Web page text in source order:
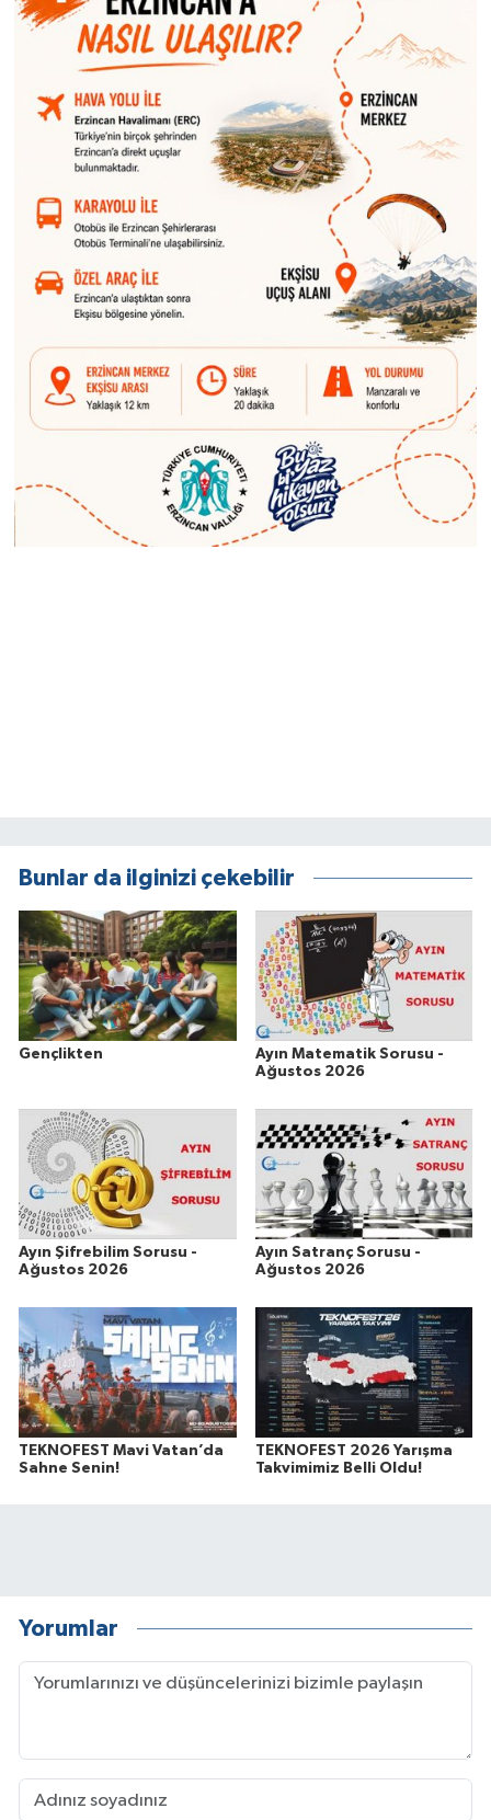
Bunlar da ilginizi çekebilir
Gençlikten
Ayın Matematik Sorusu -
Ağustos 2026
Ayın Şifrebilim Sorusu -
Ağustos 2026
Ayın Satranç Sorusu -
Ağustos 2026
TEKNOFEST Mavi Vatan’da
Sahne Senin!
TEKNOFEST 2026 Yarışma
Takvimimiz Belli Oldu!
Yorumlar